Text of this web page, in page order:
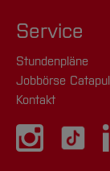
Service
Stundenpläne
Jobbörse
Kontakt